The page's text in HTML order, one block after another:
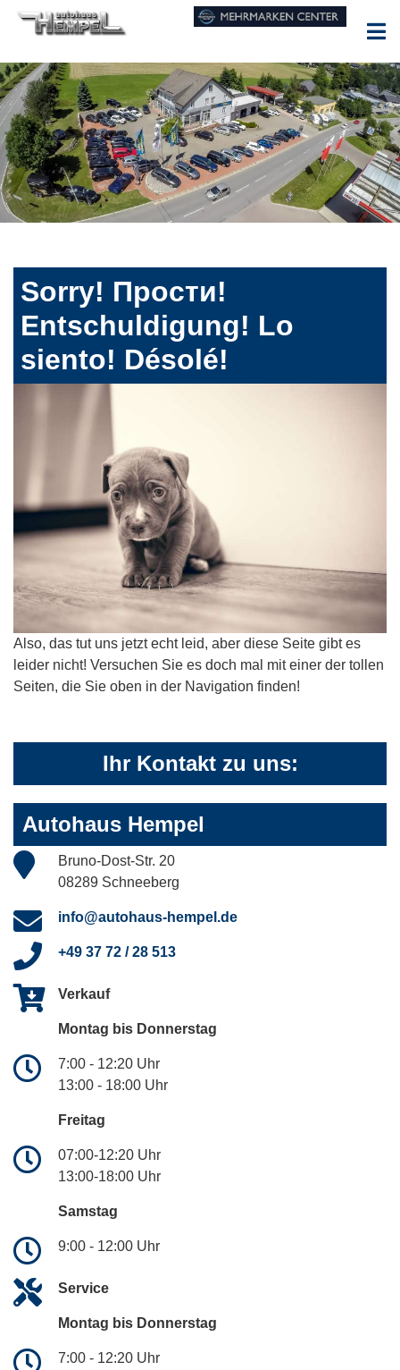
Sorry! Прости!
Entschuldigung! Lo
siento! Désolé!
Also, das tut uns jetzt echt leid, aber diese Seite gibt es
leider nicht! Versuchen Sie es doch mal mit einer der tollen
Seiten, die Sie oben in der Navigation finden!
Ihr Kontakt zu uns:
Autohaus Hempel
Bruno-Dost-Str. 20
08289 Schneeberg
info@autohaus-hempel.de
+49 37 72 / 28 513
Verkauf
Montag bis Donnerstag
7:00 - 12:20 Uhr
13:00 - 18:00 Uhr
Freitag
07:00-12:20 Uhr
13:00-18:00 Uhr
Samstag
9:00 - 12:00 Uhr
Service
Montag bis Donnerstag
7:00 - 12:20 Uhr